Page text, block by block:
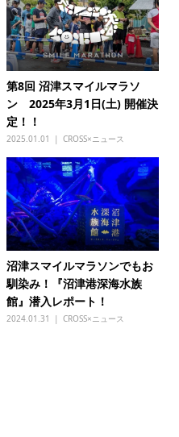
第8回 沼津スマイルマラソ
ン 2025年3月1日(土) 開催決
定！！
2025.01.01 CROSS×ニュース
沼津スマイルマラソンでもお
馴染み！『沼津港深海水族
館』潜入レポート！
2024.01.31 CROSS×ニュース